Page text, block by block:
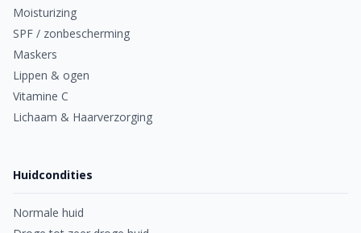
Moisturizing
SPF / zonbescherming
Maskers
Lippen & ogen
Vitamine C
Lichaam & Haarverzorging
Huidcondities
Normale huid